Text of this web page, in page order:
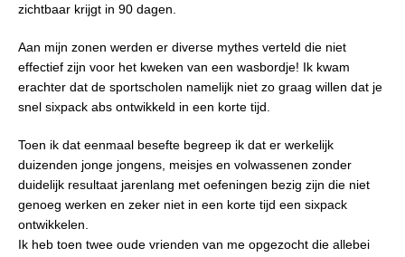
zichtbaar krijgt in 90 dagen.
Aan mijn zonen werden er diverse mythes verteld die niet
effectief zijn voor het kweken van een wasbordje! Ik kwam
erachter dat de sportscholen namelijk niet zo graag willen dat je
snel sixpack abs ontwikkeld in een korte tijd.
Toen ik dat eenmaal besefte begreep ik dat er werkelijk
duizenden jonge jongens, meisjes en volwassenen zonder
duidelijk resultaat jarenlang met oefeningen bezig zijn die niet
genoeg werken en zeker niet in een korte tijd een sixpack
ontwikkelen.
Ik heb toen twee oude vrienden van me opgezocht die allebei